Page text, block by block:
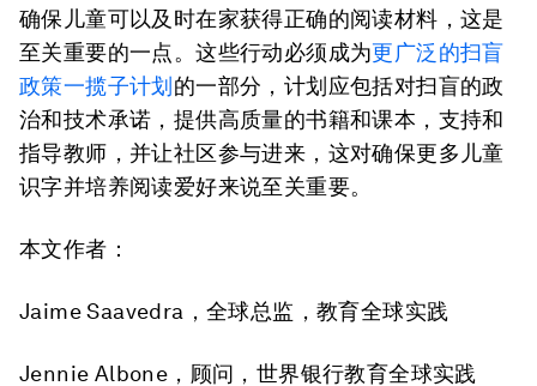
确保儿童可以及时在家获得正确的阅读材料，这是
至关重要的一点。这些行动必须成为更广泛的扫盲
政策一揽子计划 的一部分，计划应包括对扫盲的政
治和技术承诺，提供高质量的书籍和课本，支持和
指导教师，并让社区参与进来，这对确保更多儿童
识字并培养阅读爱好来说至关重要。
本文作者：
Jaime Saavedra，全球总监，教育全球实践
Jennie Albone，顾问，世界银行教育全球实践